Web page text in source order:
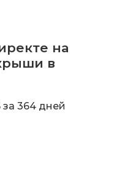
на
в
за 364 дней